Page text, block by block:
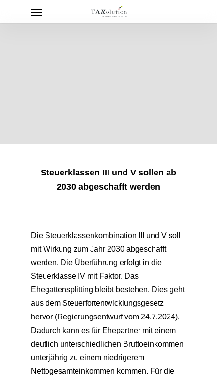
Menu
Steuerklassen III und V sollen ab
2030 abgeschafft werden
Die Steuerklassenkombination III und V soll
mit Wirkung zum Jahr 2030 abgeschafft
werden. Die Überführung erfolgt in die
Steuerklasse IV mit Faktor. Das
Ehegattensplitting bleibt bestehen. Dies geht
aus dem Steuerfortentwicklungsgesetz
hervor (Regierungsentwurf vom 24.7.2024).
Dadurch kann es für Ehepartner mit einem
deutlich unterschiedlichen Bruttoeinkommen
unterjährig zu einem niedrigerem
Nettogesamteinkommen kommen. Für die